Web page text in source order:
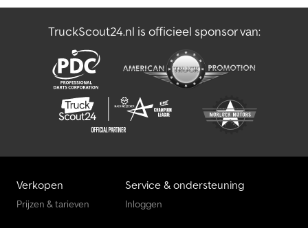
Standaard display 3,5" - USB-aansluiting 5V in armleuning - ac:
Gordelsluitbewaking - Oranje veiligheidsgordel - Brandblusser -
TruckScout24.nl is officieel sponsor van:
Verkopen
Prijzen & tarieven
Service & ondersteuning
Inloggen